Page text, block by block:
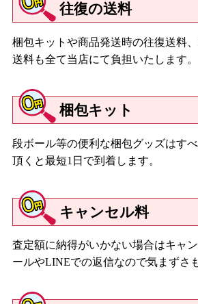
往復の送料
梱包キットや商品発送時の往復送料
送料も全て当店にて負担いたします。
梱包キット
段ボール等の便利な梱包グッズはす
頂くと最短1日で到着します。
キャンセル料
査定額に納得がいかない場合はキャ
ールやLINEでの返信なので気まずさ